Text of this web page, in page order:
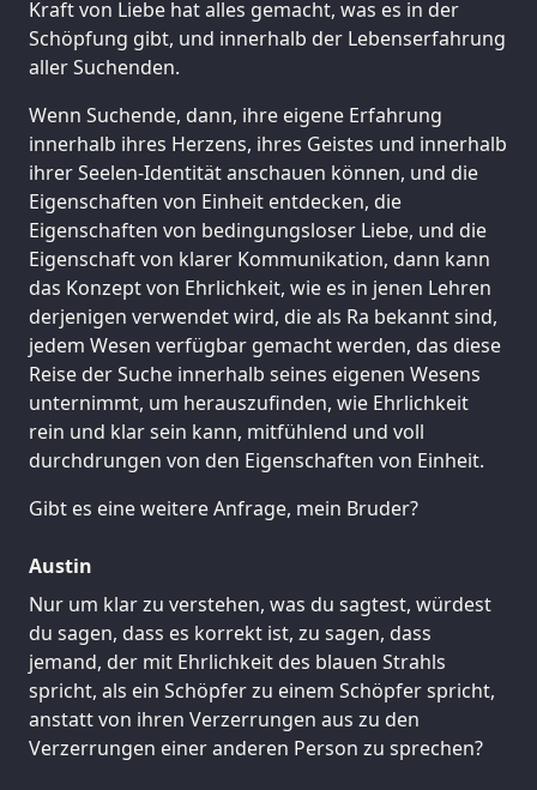
Kraft von Liebe hat alles gemacht, was es in der
Schöpfung gibt, und innerhalb der Lebenserfahrung
aller Suchenden.
Wenn Suchende, dann, ihre eigene Erfahrung
innerhalb ihres Herzens, ihres Geistes und innerhalb
ihrer Seelen-Identität anschauen können, und die
Eigenschaften von Einheit entdecken, die
Eigenschaften von bedingungsloser Liebe, und die
Eigenschaft von klarer Kommunikation, dann kann
das Konzept von Ehrlichkeit, wie es in jenen Lehren
derjenigen verwendet wird, die als Ra bekannt sind,
jedem Wesen verfügbar gemacht werden, das diese
Reise der Suche innerhalb seines eigenen Wesens
unternimmt, um herauszufinden, wie Ehrlichkeit
rein und klar sein kann, mitfühlend und voll
durchdrungen von den Eigenschaften von Einheit.
Gibt es eine weitere Anfrage, mein Bruder?
Austin
Nur um klar zu verstehen, was du sagtest, würdest
du sagen, dass es korrekt ist, zu sagen, dass
jemand, der mit Ehrlichkeit des blauen Strahls
spricht, als ein Schöpfer zu einem Schöpfer spricht,
anstatt von ihren Verzerrungen aus zu den
Verzerrungen einer anderen Person zu sprechen?